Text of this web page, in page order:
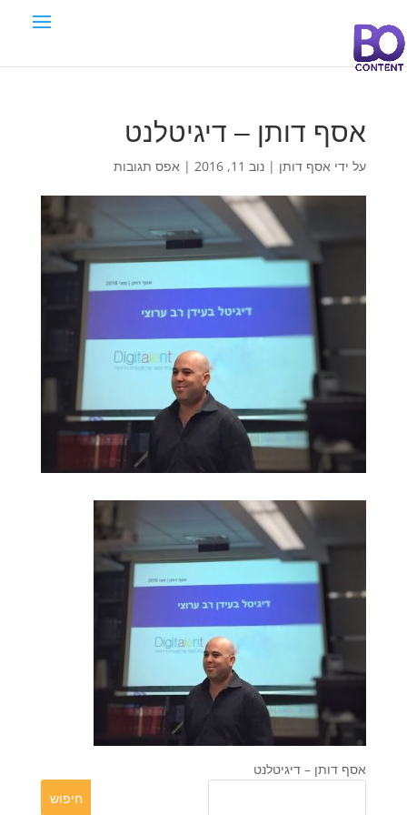
אסף דותן – דיגיטלנט
על ידי אסף דותן | נוב 11, 2016 | אפס תגובות
אסף דותן – דיגיטלנט